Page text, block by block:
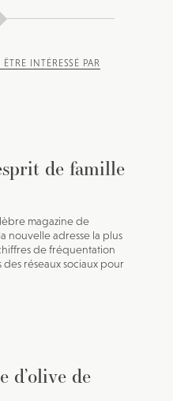
INTÉRESSÉ PAR
de famille
magazine de
nouvelle adresse la plus
de fréquentation
réseaux sociaux pour
d’olive de